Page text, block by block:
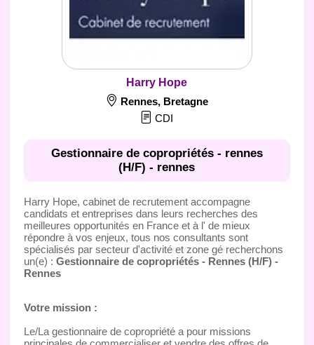
Harry Hope
Rennes, Bretagne
CDI
Gestionnaire de copropriétés - rennes
(H/F) - rennes
Harry Hope, cabinet de recrutement accompagne
candidats et entreprises dans leurs recherches des
meilleures opportunités en France et à l' de mieux
répondre à vos enjeux, tous nos consultants sont
spécialisés par secteur d'activité et zone gé recherchons
un(e) : Gestionnaire de copropriétés - Rennes (H/F) -
Rennes
Votre mission :
Le/La gestionnaire de copropriété a pour missions